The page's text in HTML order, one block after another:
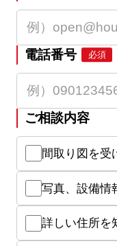
電話番号 必須
ご相談内容
間取り図を受
写真、設備情
詳しい住所を